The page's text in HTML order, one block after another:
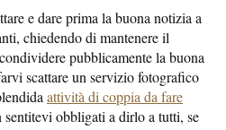
e dare prima la buona notizia a
chiedendo di mantenere il
pubblicamente la buona
scattare un servizio fotografico
attività di coppia da fare
sentitevi obbligati a dirlo a tutti, se